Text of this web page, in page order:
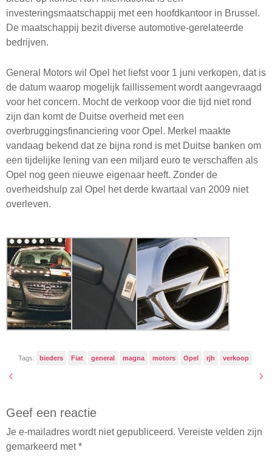
investeringsmaatschappij met een hoofdkantoor in Brussel.
De maatschappij bezit diverse automotive-gerelateerde
bedrijven.
General Motors wil Opel het liefst voor 1 juni verkopen, dat is
de datum waarop mogelijk faillissement wordt aangevraagd
voor het concern. Mocht de verkoop voor die tijd niet rond
zijn dan komt de Duitse overheid met een
overbruggingsfinanciering voor Opel. Merkel maakte
vandaag bekend dat ze bijna rond is met Duitse banken om
een tijdelijke lening van een miljard euro te verschaffen als
Opel nog geen nieuwe eigenaar heeft. Zonder de
overheidshulp zal Opel het derde kwartaal van 2009 niet
overleven.
Tags: bieders Fiat general magna motors Opel rjh verkoop
Geef een reactie
Je e-mailadres wordt niet gepubliceerd. Vereiste velden zijn
gemarkeerd met*